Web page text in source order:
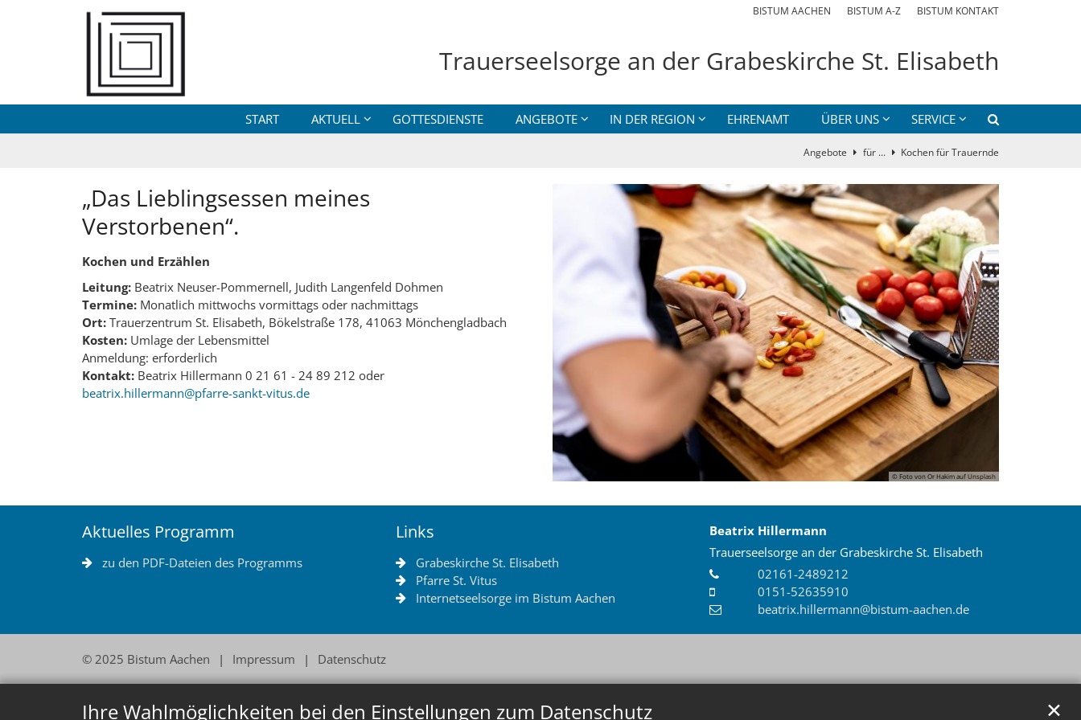
Ihre Wahlmöglichkeiten bei den Einstellungen zum Datenschutz ✕
Zum Inhalt springen BISTUM AACHEN BISTUM A-Z BISTUM KONTAKT
Trauerseelsorge an der Grabeskirche St. Elisabeth
START AKTUELL GOTTESDIENSTE ANGEBOTE IN DER REGION EHRENAMT ÜBER UNS SERVICE
Angebote für ... Kochen für Trauernde
© Foto von Or Hakim auf Unsplash
„Das Lieblingsessen meines
Verstorbenen“.
Kochen und Erzählen
Leitung: Beatrix Neuser-Pommernell, Judith Langenfeld Dohmen
Termine: Monatlich mittwochs vormittags oder nachmittags
Ort: Trauerzentrum St. Elisabeth, Bökelstraße 178, 41063 Mönchengladbach
Kosten: Umlage der Lebensmittel
Anmeldung: erforderlich
Kontakt: Beatrix Hillermann 0 21 61 - 24 89 212 oder
beatrix.hillermann@pfarre-sankt-vitus.de
Aktuelles Programm
zu den PDF-Dateien des Programms
Links
Grabeskirche St. Elisabeth
Pfarre St. Vitus
Internetseelsorge im Bistum Aachen
Beatrix Hillermann
Trauerseelsorge an der Grabeskirche St. Elisabeth
02161-2489212
0151-52635910
beatrix.hillermann@bistum-aachen.de
© 2025 Bistum Aachen Impressum Datenschutz